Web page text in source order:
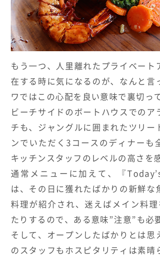
もう一つ、人里離れたプライベート
在する時に気になるのが、なんと言
ワではこの心配を良い意味で裏切っ
ビーチサイドのボートハウスでのア
チも、ジャングルに囲まれたツリー
ンでいただく3コースのディナーも
キッチンスタッフのレベルの高さを
通常メニューに加えて、『
は、その日に獲れたばかりの新鮮な
料理が紹介され、迷えばメイン料
たりするので、ある意味”注意”も必
そして、オープンしたばかりとは思
のスタッフもホスピタリティは素晴